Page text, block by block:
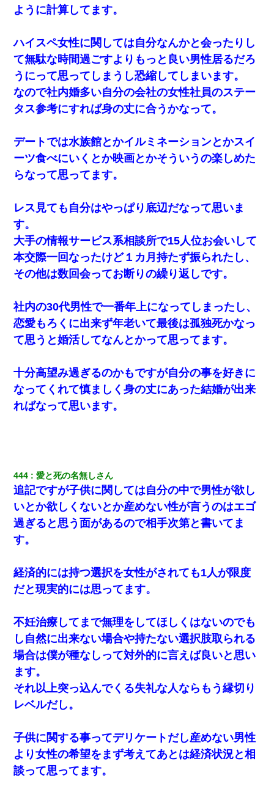
ように計算してます。
ハイスペ女性に関しては自分なんかと会ったりし
て無駄な時間過ごすよりもっと良い男性居るだろ
うにって思ってしまうし恐縮してしまいます。
なので社内婚多い自分の会社の女性社員のステー
タス参考にすれば身の丈に合うかなって。
デートでは水族館とかイルミネーションとかスイ
ーツ食べにいくとか映画とかそういうの楽しめた
らなって思ってます。
レス見ても自分はやっぱり底辺だなって思いま
す。
大手の情報サービス系相談所で15人位お会いして
本交際一回なったけど１カ月持たず振られたし、
その他は数回会ってお断りの繰り返しです。
社内の30代男性で一番年上になってしまったし、
恋愛もろくに出来ず年老いて最後は孤独死かなっ
て思うと婚活してなんとかって思ってます。
十分高望み過ぎるのかもですが自分の事を好きに
なってくれて慎ましく身の丈にあった結婚が出来
ればなって思います。
444 愛と死の名無しさん
追記ですが子供に関しては自分の中で男性が欲し
いとか欲しくないとか産めない性が言うのはエゴ
過ぎると思う面があるので相手次第と書いてま
す。
経済的には持つ選択を女性がされても1人が限度
だと現実的には思ってます。
不妊治療してまで無理をしてほしくはないのでも
し自然に出来ない場合や持たない選択肢取られる
場合は僕が種なしって対外的に言えば良いと思い
ます。
それ以上突っ込んでくる失礼な人ならもう縁切り
レベルだし。
子供に関する事ってデリケートだし産めない男性
より女性の希望をまず考えてあとは経済状況と相
談って思ってます。